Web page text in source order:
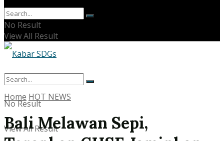
No Result
View All Result
No Result
View All Result
Home HOT NEWS
Bali Melawan Sepi,